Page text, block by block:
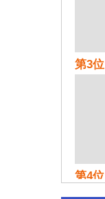
第3位
第4位